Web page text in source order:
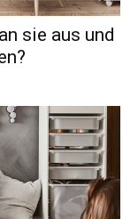
sie aus und